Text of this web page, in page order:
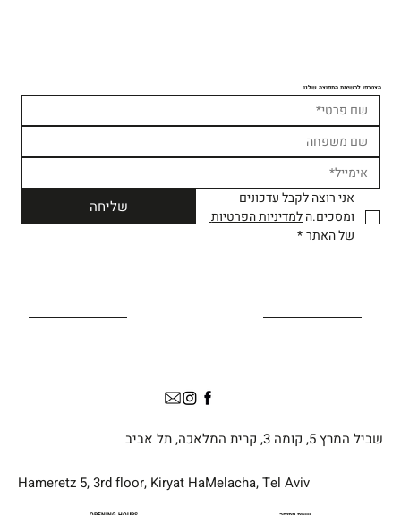
הצטרפו לרשימת התפוצה שלנו
ומסכים.ה
למדיניות הפרטיות
של האתר *
שליחה
Hameretz 5, 3rd floor, Kiryat HaMelacha, Tel Aviv
שביל המרץ 5, קומה 3, קרית המלאכה, תל אביב